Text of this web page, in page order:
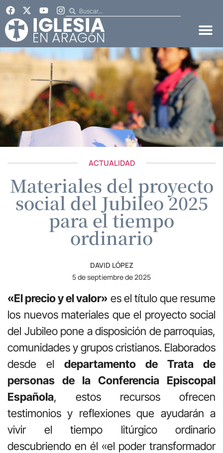
ACTUALIDAD
Materiales del proyecto
social del Jubileo 2025
para el tiempo
ordinario
DAVID LÓPEZ
5 de septiembre de 2025
«El precio y el valor» es el título que resume
los nuevos materiales que el proyecto social
del Jubileo pone a disposición de parroquias,
comunidades y grupos cristianos. Elaborados
desde el departamento de Trata de
personas de la Conferencia Episcopal
Española, estos recursos ofrecen
testimonios y reflexiones que ayudarán a
vivir el tiempo litúrgico ordinario
descubriendo en él «el poder transformador